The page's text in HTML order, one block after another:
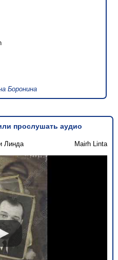
Боронина
прослушать аудио
Линда Mairh Linta